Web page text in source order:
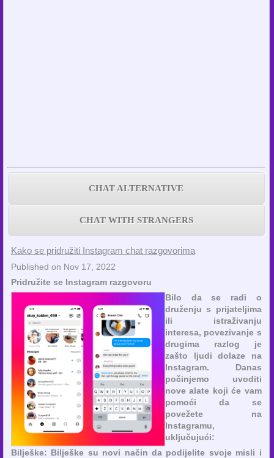
CHAT ALTERNATIVE
CHAT WITH STRANGERS
Kako se pridružiti Instagram chat razgovorima
Published on Nov 17, 2022
Pridružite se Instagram razgovoru
Bilo da se radi o
druženju s prijateljima
ili istraživanju
interesa, povezivanje s
drugima razlog je
zašto ljudi dolaze na
Instagram. Danas
počinjemo uvoditi
nove alate koji će vam
pomoći da se
povežete na
Instagramu,
uključujući:
Bilješke: Bilješke su novi način da podijelite svoje misli i